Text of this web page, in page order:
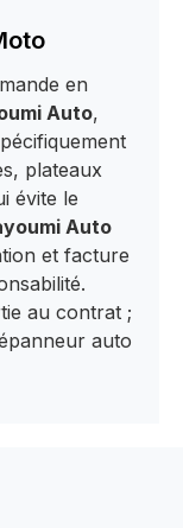
en
Auto,
plateaux
évite le
Auto
et facture
au contrat ;
auto